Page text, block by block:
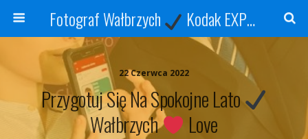
Fotograf Wałbrzych Kodak EXPRESS
22 Czerwca 2022
Przygotuj Się Na Spokojne Lato
Wałbrzych
Love